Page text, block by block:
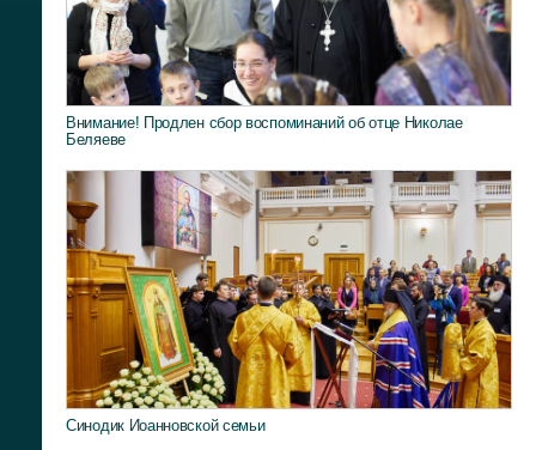
Внимание! Продлен сбор воспоминаний об отце Николае
Беляеве
Синодик Иоанновской семьи